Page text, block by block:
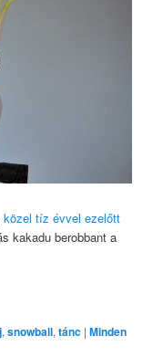
közel tíz évvel ezelőtt
kakadu berobbant a
,snowball,tánc |Minden